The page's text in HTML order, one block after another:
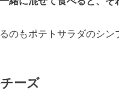
のもポテトサラダのシン
ーズ